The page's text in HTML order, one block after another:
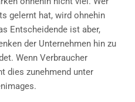
gelernt hat, wird ohnehin
Entscheidende ist aber,
der Unternehmen hin zu
Wenn Verbraucher
dies zunehmend unter